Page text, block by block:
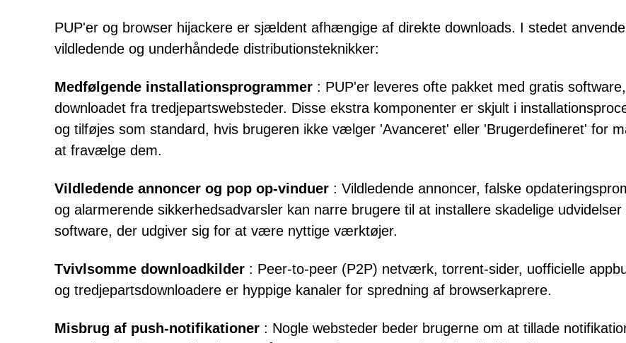
PUP'er og browser hijackere er sjældent afhængige af direkte downloads. I stedet
vildledende og underhåndede distributionsteknikker:
Medfølgende installationsprogrammer : PUP'er leveres ofte pakket med gratis
downloadet fra tredjepartswebsteder. Disse ekstra komponenter er skjult i
og tilføjes som standard, hvis brugeren ikke vælger 'Avanceret' eller 'Brugerdefineret' for
at fravælge dem.
Vildledende annoncer og pop op-vinduer : Vildledende annoncer, falske
og alarmerende sikkerhedsadvarsler kan narre brugere til at installere skadelige udvidelser
software, der udgiver sig for at være nyttige værktøjer.
Tvivlsomme downloadkilder : Peer-to-peer (P2P) netværk, torrent-sider, uofficielle
og tredjepartsdownloadere er hyppige kanaler for spredning af browserkaprere.
Misbrug af push-notifikationer : Nogle websteder beder brugerne om at tillade